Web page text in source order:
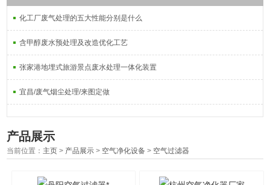
化工厂废气处理的五大性能分别是什么
含甲醇废水预处理及改造优化工艺
张家港地埋式旅游景点废水处理一体化装置
宜昌/废气烟尘处理/来图定做
产品展示
当前位置： 主页 > 产品展示 > 空气净化设备 > 空气过滤器